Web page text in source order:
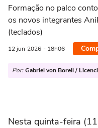
Formação no palco
os novos integrantes
(teclados)
12 jun 2026 - 18h06
Por: Gabriel von Borell /
Nesta quinta-feira